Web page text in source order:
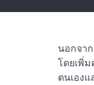
นอกจา
โดยเพิ่
ตนเอง